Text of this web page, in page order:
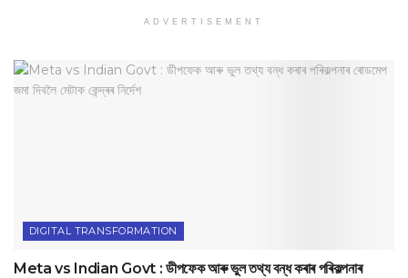
ADVERTISEMENT
DIGITAL TRANSFORMATION
Meta vs Indian Govt : ডীপফেক আৰু ভুল তথ্য বন্ধ কৰাৰ পৰিকল্পনাৰ